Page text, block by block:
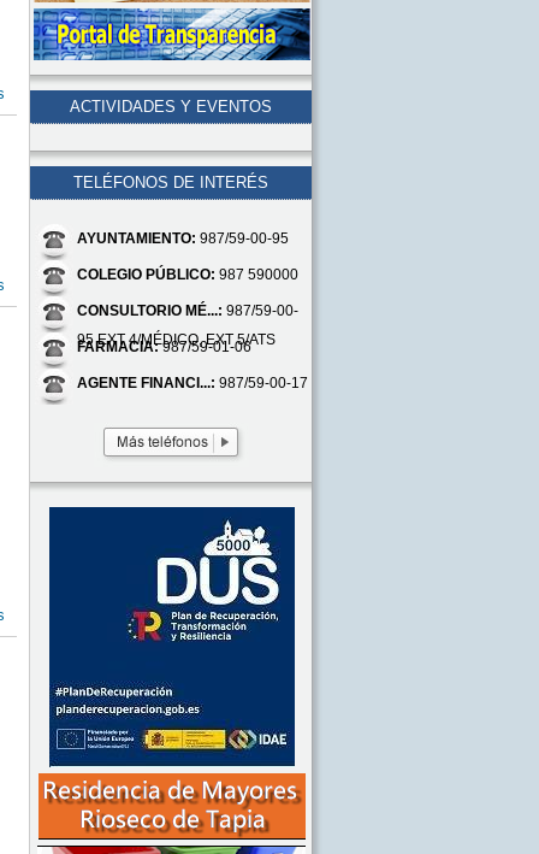
ACTIVIDADES Y EVENTOS
TELÉFONOS DE INTERÉS
AYUNTAMIENTO: 987/59-00-95
COLEGIO PÚBLICO: 987 590000
CONSULTORIO MÉ...: 987/59-00-
95 EXT 4/MÉDICO, EXT 5/ATS
FARMACIA:987/59-01-06
AGENTE FINANCI...: 987/59-00-17